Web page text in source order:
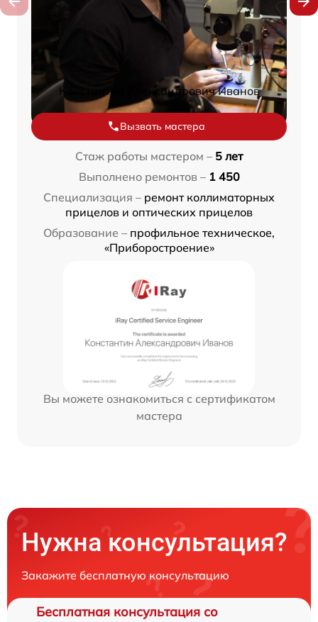
Константин Александрович Иванов
Вызвать мастера
Стаж работы мастером – 5 лет
Выполнено ремонтов – 1 450
Специализация – ремонт коллиматорных
прицелов и оптических прицелов
Образование – профильное техническое,
«Приборостроение»
Вы можете ознакомиться с сертификатом
мастера
Нужна консультация?
Закажите бесплатную консультацию
Бесплатная консультация со